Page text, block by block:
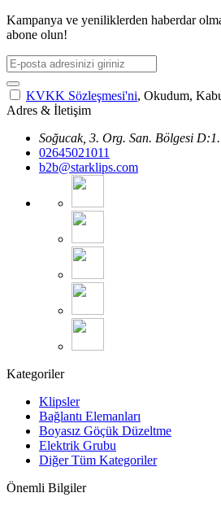
Kampanya ve yeniliklerden haberdar
abone olun!
KVKK Sözleşmesi'ni, Okudum,
Adres & İletişim
Soğucak, 3. Org. San. Bölgesi
02645021011
b2b@starklips.com
Kategoriler
Klipsler
Bağlantı Elemanları
Boyasız Göçük Düzeltme
Elektrik Grubu
Diğer Tüm Kategoriler
Önemli Bilgiler